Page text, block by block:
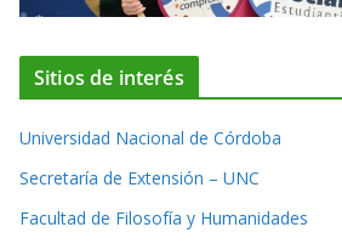
Sitios de interés
Universidad Nacional de Córdoba
Secretaría de Extensión – UNC
Facultad de Filosofía y Humanidades